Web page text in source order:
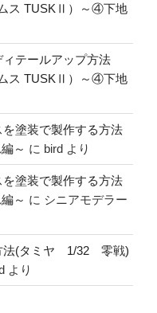
ス TUSKⅡ）～④下地
ィテールアップ方法
ス TUSKⅡ）～④下地
を塗装で製作する方法
～ に bird より
を塗装で製作する方法
～ に シニアモデラー
法(タミヤ 1/32 零戦)
より